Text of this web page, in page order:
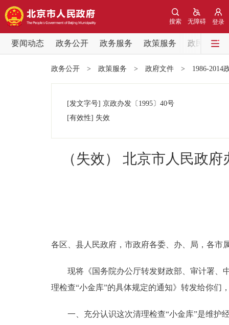
登录
无障碍
搜索
要闻动态 政务公开 政务服务 政策服务
政民互动
党中央精神
政务服务
政务公开 > 政策服务 > 政府文件 > 1986-2014
[发文字号] 京政办发 〔1995〕 40号
[有效性] 失效
（失效） 北京市人民政
各区、县人民政府，市政府各委、办、局，各市
现将《国务院办公厅转发财政部、审计署、中
理检查“小金库”的具体规定的通知》转发给你们
一、充分认识这次清理检查“小金库”是维护经